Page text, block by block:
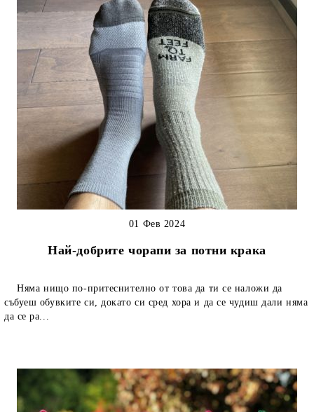
Най-добрите чорапи за потни крака
01 Фев 2024
Няма нищо по-притеснително от това да ти се наложи да
събуеш обувките си, докато си сред хора и да се чудиш дали няма
да се ра...